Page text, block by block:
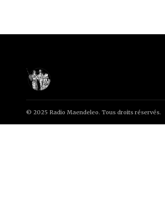
© 2025 Radio Maendeleo. Tous droits réservés.